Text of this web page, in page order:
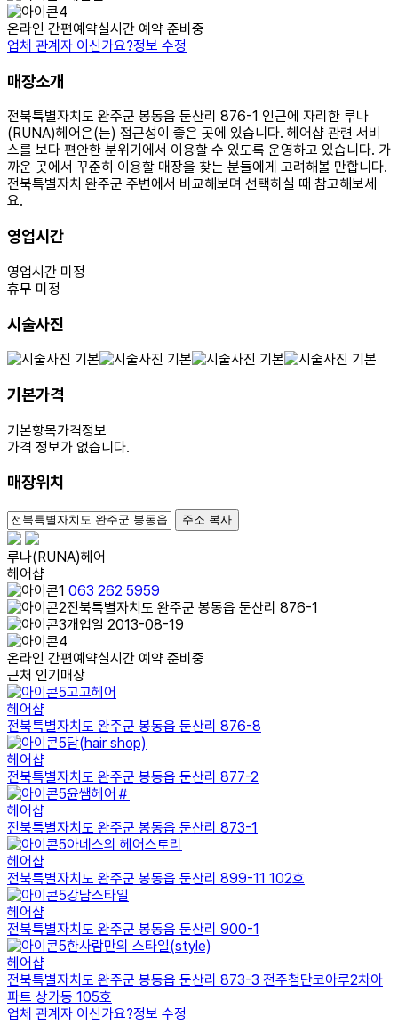
온라인 간편예약실시간 예약 준비중
업체 관계자 이신가요?정보 수정
매장소개
전북특별자치도 완주군 봉동읍 둔산리 876-1 인근에 자리한 루나
(RUNA)헤어은(는) 접근성이 좋은 곳에 있습니다. 헤어샵 관련 서비
스를 보다 편안한 분위기에서 이용할 수 있도록 운영하고 있습니다. 가
까운 곳에서 꾸준히 이용할 매장을 찾는 분들에게 고려해볼 만합니다.
전북특별자치 완주군 주변에서 비교해보며 선택하실 때 참고해보세
요.
영업시간
영업시간 미정
휴무 미정
시술사진
기본가격
기본항목가격정보
가격 정보가 없습니다.
매장위치
주소 복사
루나(RUNA)헤어
헤어샵
063 262 5959
전북특별자치도 완주군 봉동읍 둔산리 876-1
개업일 2013-08-19
온라인 간편예약실시간 예약 준비중
근처 인기매장
고고헤어
헤어샵
전북특별자치도 완주군 봉동읍 둔산리 876-8
담(hair shop)
헤어샵
전북특별자치도 완주군 봉동읍 둔산리 877-2
윤쌤헤어＃
헤어샵
전북특별자치도 완주군 봉동읍 둔산리 873-1
아네스의 헤어스토리
헤어샵
전북특별자치도 완주군 봉동읍 둔산리 899-11 102호
강남스타일
헤어샵
전북특별자치도 완주군 봉동읍 둔산리 900-1
한사람만의 스타일(style)
헤어샵
전북특별자치도 완주군 봉동읍 둔산리 873-3 전주첨단코아루2차아
파트 상가동 105호
업체 관계자 이신가요?정보 수정